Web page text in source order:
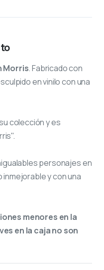
Morris. Fabricado con
en vinilo con una
colección y es
personajes en
y con una
menores en la
en la caja no son